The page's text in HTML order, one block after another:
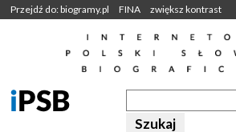
Przejdź do: biogramy.pl FINA zwiększ kontrast